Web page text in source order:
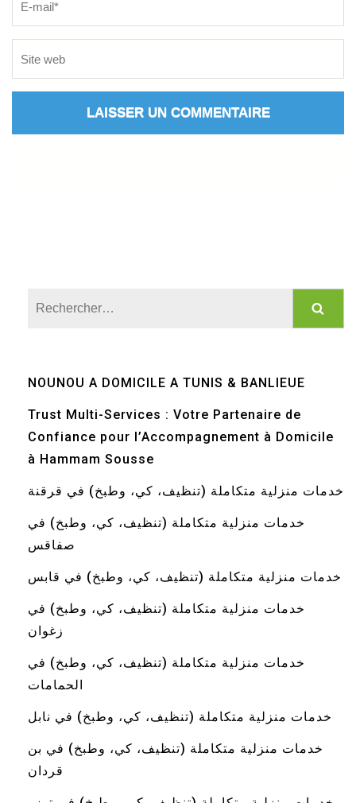
NOUNOU A DOMICILE A TUNIS & BANLIEUE
Trust Multi-Services : Votre Partenaire de
Confiance pour l’Accompagnement à Domicile
à Hammam Sousse
خدمات منزلية متكاملة (تنظيف، كي، وطبخ) في قرقنة
خدمات منزلية متكاملة (تنظيف، كي، وطبخ) في
صفاقس
خدمات منزلية متكاملة (تنظيف، كي، وطبخ) في قابس
خدمات منزلية متكاملة (تنظيف، كي، وطبخ) في
زغوان
خدمات منزلية متكاملة (تنظيف، كي، وطبخ) في
الحمامات
خدمات منزلية متكاملة (تنظيف، كي، وطبخ) في نابل
خدمات منزلية متكاملة (تنظيف، كي، وطبخ) في بن
قردان